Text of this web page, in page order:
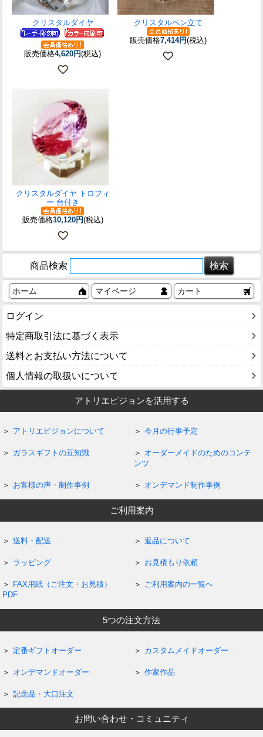
クリスタルダイヤ
販売価格4,620円(税込)
クリスタルペン立て
販売価格7,414円(税込)
クリスタルダイヤ トロフィ
ー 台付き
販売価格10,120円(税込)
商品検索
ホーム マイページ カート
ログイン
特定商取引法に基づく表示
送料とお支払い方法について
個人情報の取扱いについて
アトリエピジョンを活用する
アトリエピジョンについて 今月の行事予定
ガラスギフトの豆知識
オーダーメイドのためのコンテ
ンツ
お客様の声・制作事例 オンデマンド制作事例
ご利用案内
送料・配送 返品について
ラッピング お見積もり依頼
FAX用紙（ご注文・お見積）
PDF
ご利用案内の一覧へ
5つの注文方法
定番ギフトオーダー カスタムメイドオーダー
オンデマンドオーダー 作家作品
記念品・大口注文
お問い合わせ・コミュニティ